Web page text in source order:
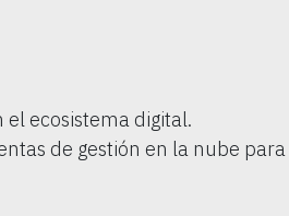
el ecosistema digital.
de gestión en la nube para